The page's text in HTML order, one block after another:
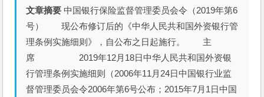
文章摘要 中国银行保险监督管理委员会令（2019年第6
号） 现公布修订后的《中华人民共和国外资银行管
理条例实施细则》，自公布之日起施行。 主
席 2019年12月18日中华人民共和国外资银
行管理条例实施细则（2006年11月24日中国银行业监
督管理委员会令2006年第6号公布；2015年7月1日中国